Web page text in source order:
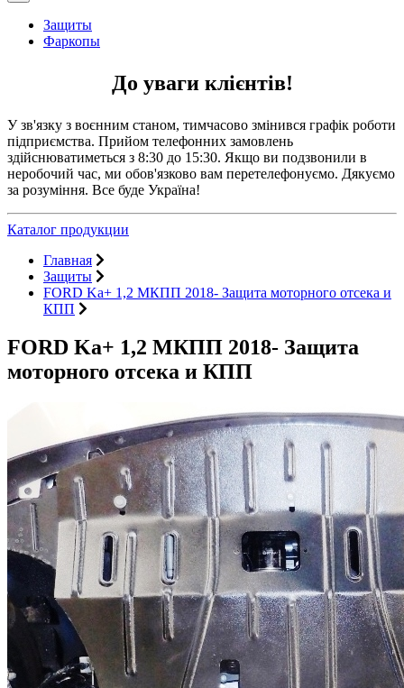
Защиты
Фаркопы
До уваги клієнтів!
У зв'язку з воєнним станом, тимчасово змінився графік роботи
підприємства. Прийом телефонних замовлень
здійснюватиметься з 8:30 до 15:30. Якщо ви подзвонили в
неробочий час, ми обов'язково вам перетелефонуємо. Дякуємо
за розуміння. Все буде Україна!
Каталог продукции
Главная
Защиты
FORD Ka+ 1,2 МКПП 2018- Защита моторного отсека и
КПП
FORD Ka+ 1,2 МКПП 2018- Защита
моторного отсека и КПП